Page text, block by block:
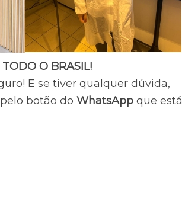
O BRASIL!
E se tiver qualquer dúvida,
botão do WhatsApp que está